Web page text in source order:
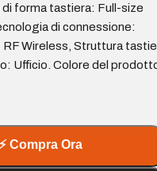
forma tastiera: Full-size
di connessione:
Wireless, Struttura
Ufficio. Colore del
⚡Compra Ora